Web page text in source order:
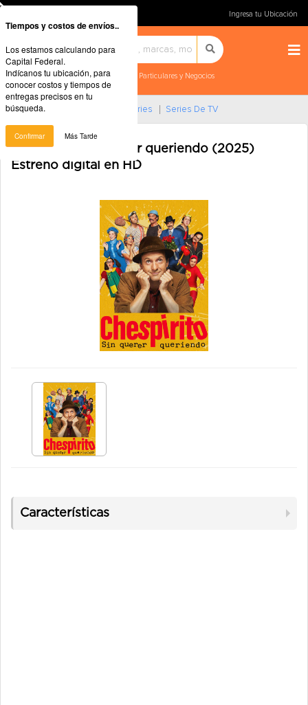
Ingresa tu Ubicación
Particulares y Negocios
Home Música, Películas Y Series Series De TV
Chespirito, sin querer queriendo (2025)
Estreno digital en HD
Características
Tiempos y costos de envíos..
Los estamos calculando para
Capital Federal.
Indícanos tu ubicación, para
conocer costos y tiempos de
entregas precisos en tu
búsqueda.
Confirmar Más Tarde